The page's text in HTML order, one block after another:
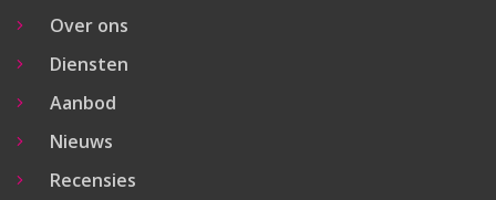
Over ons
Diensten
Aanbod
Nieuws
Recensies